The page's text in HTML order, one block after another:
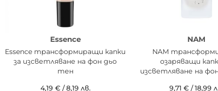
Essence
Essence трансформиращи капки
за изсветляване на фон дьо
тен
4,19 €/8,19 лв.
NAM
NAM
озаряващи
изсветляване на
9,71 €/18,99